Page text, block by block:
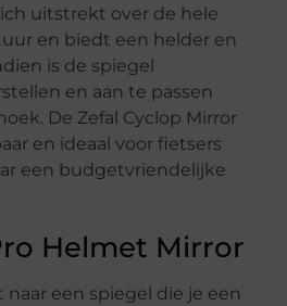
uitstrekt over de hele
en biedt een helder en
is de spiegel
en aan te passen
De Zefal Cyclop Mirror
en ideaal voor fietsers
een budgetvriendelijke
Helmet Mirror
naar een spiegel die je een